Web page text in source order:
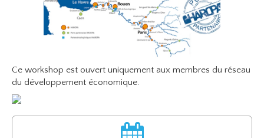
Ce workshop est ouvert uniquement aux membres du réseau
du développement économique.